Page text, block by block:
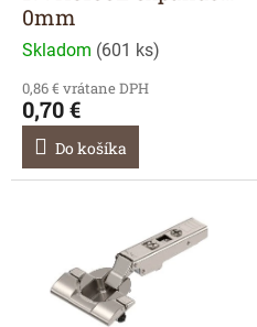
k
v
0mm
Skladom (601 ks)
0,86 € vrátane DPH
0,70 €
Do košíka